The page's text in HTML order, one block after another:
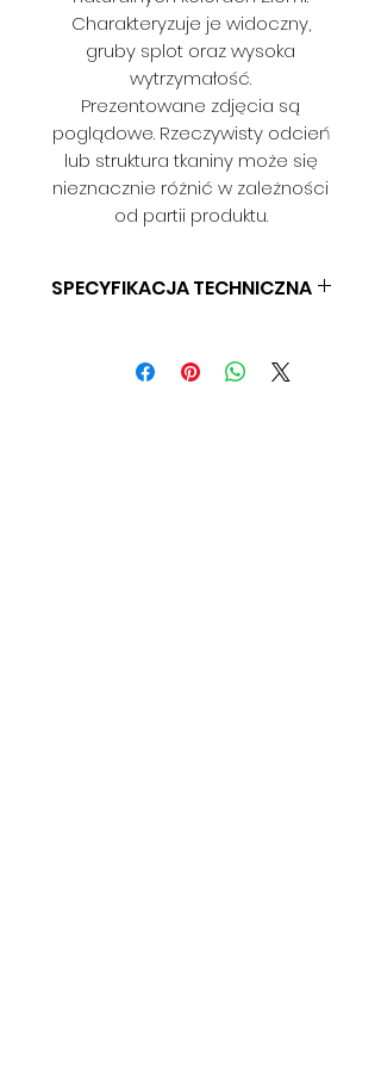
Charakteryzuje je widoczny,
gruby splot oraz wysoka
wytrzymałość.
Prezentowane zdjęcia są
poglądowe. Rzeczywisty odcień
lub struktura tkaniny może się
nieznacznie różnić w zależności
od partii produktu.
SPECYFIKACJA TECHNICZNA
GRAMATURA: 450 G/M2
SZEROKOŚĆ: 145 CM